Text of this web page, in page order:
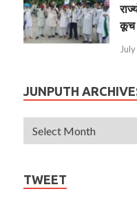
कूच
JUNPUTH
TWEET